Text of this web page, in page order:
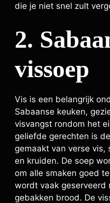
die je niet snel zult
2.
vissoep
Vis is een belangrijk
Sabaanse keuken,
visvangst rondom het
geliefde gerechten is
gemaakt van verse vis,
en kruiden. De soep
om alle smaken goed
wordt vaak geserveerd
gebakken brood. De